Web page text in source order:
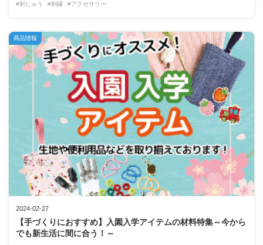
#刺しゅう #刺繍 #アクセサリー
2024-02-27
【手づくりにおすすめ】入園入学アイテムの材料特集～今から
でも新生活に間に合う！～
商品情報